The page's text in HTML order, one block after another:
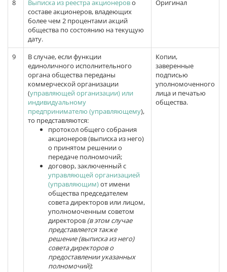
8 Выписка из реестра акционерово
составе акционеров, владеющих
более чем 2 процентами акций
общества по состоянию на текущую
дату.
Оригинал
9
В случае, если функции
единоличного исполнительного
органа общества переданы
коммерческой организации
(управляющей организации) или
индивидуальному
предпринимателю (управляющему),
то представляются:
протокол общего собрания
акционеров (выписка из него)
о принятом решении о
передаче полномочий;
договор, заключенный с
управляющей организацией
(управляющим)от имени
общества председателем
совета директоров или лицом,
уполномоченным советом
директоров (в этом случае
представляется также
решение (выписка из него)
совета директоров о
предоставлении указанных
полномочий);
Копии,
заверенные
подписью
уполномоченного
лица и печатью
общества.